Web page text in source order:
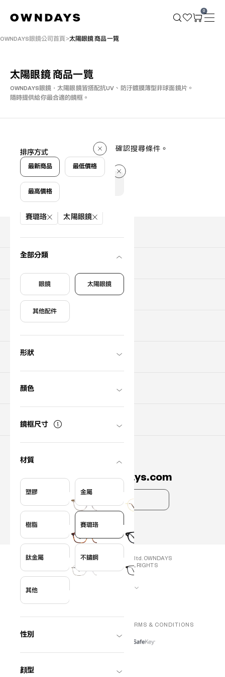
0
OWNDAYS眼鏡公司首頁 太陽眼鏡 商品一覽
太陽眼鏡 商品一覽
OWNDAYS眼鏡・太陽眼鏡皆搭配抗UV、防汙鍍膜薄型非球面鏡片。
隨時提供給你最合適的鏡框。
0 件
篩選條件
賽璐珞 太陽眼鏡
全部分類
眼鏡 太陽眼鏡
其他配件
形狀
顏色
鏡框尺寸
材質
塑膠 金屬
樹脂 賽璐珞
鈦金屬 不鏽鋼
其他
性別
顔型
排序方式
最新商品 最低價格
最高價格
找不到符合條件的商品，請重新確認搜尋條件。
搜尋門市
支援服務
初次使用者
註冊為新會員
聯絡我們
info.hk@owndays.com
COPYRIGHT (C) OWNDAYS co., ltd. OWNDAYS
HONG KONG LIMITED ALL RIGHTS
RESERVED.
TERMS & CONDITIONS